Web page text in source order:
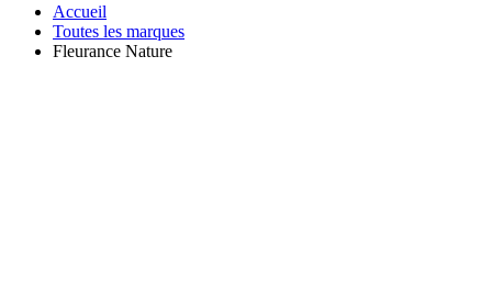
Accueil
Toutes les marques
Fleurance Nature